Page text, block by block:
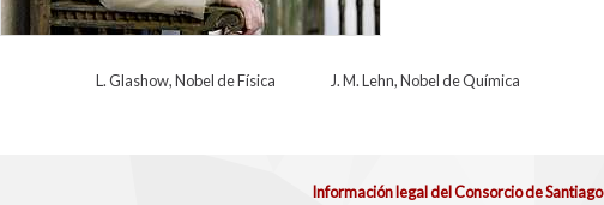
L. Glashow, Nobel de Física J. M. Lehn, Nobel de Química
Información legal del Consorcio de Santiago